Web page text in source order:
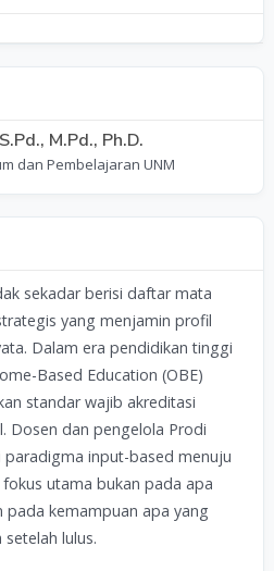
M.Pd., Ph.D.
dan Pembelajaran UNM
sekadar berisi daftar mata
yang menjamin profil
Dalam era pendidikan tinggi
Based Education (OBE)
standar wajib akreditasi
Dosen dan pengelola Prodi
input-based menuju
utama bukan pada apa
pada kemampuan apa yang
lulus.